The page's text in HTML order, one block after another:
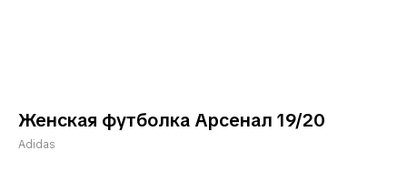
Женская футболка Арсенал 19/20
Adidas